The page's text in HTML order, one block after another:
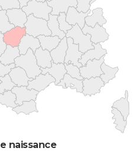
naissance